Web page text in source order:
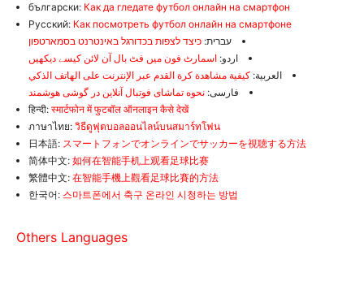
български: Как да гледате футбол онлайн на смартфон
Русский: Как посмотреть футбол онлайн на смартфоне
עברית: כיצד לצפות בכדורגל באינטרנט בסמארטפון
اردو: اسمارٹ فون میں فٹ بال آن لائن کیسے دیکھیں
العربية: كيفية مشاهدة كرة القدم عبر الإنترنت على الهاتف الذكي
فارسی: نحوه تماشای فوتبال آنلاین در گوشی هوشمند
हिन्दी: स्मार्टफोन में फुटबॉल ऑनलाइन कैसे देखें
ภาษาไทย: วิธีดูฟุตบอลออนไลน์บนสมาร์ทโฟน
日本語: スマートフォンでオンラインでサッカーを視聴する方法
简体中文: 如何在智能手机上观看足球比赛
繁體中文: 在智能手機上觀看足球比賽的方法
한국어: 스마트폰에서 축구 온라인 시청하는 방법
Others Languages